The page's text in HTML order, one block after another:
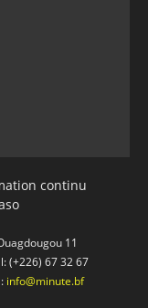
continu
11
(+226) 67 32 67
info@minute.bf